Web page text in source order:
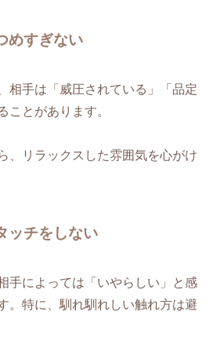
めすぎない
相手は「威圧されている」「品定
ことがあります。
、リラックスした雰囲気を心がけ
ッチをしない
手によっては「いやらしい」と感
。特に、馴れ馴れしい触れ方は避